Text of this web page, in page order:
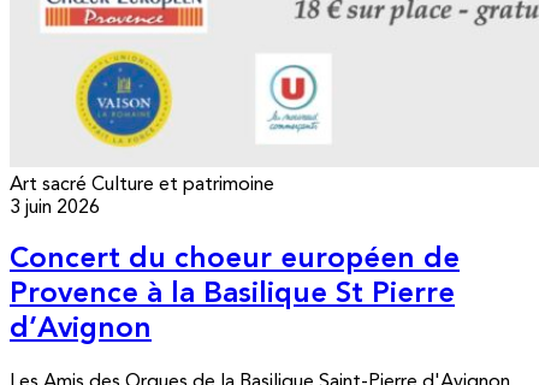
Art sacré Culture et patrimoine
3 juin 2026
Concert du choeur européen de
Provence à la Basilique St Pierre
d’Avignon